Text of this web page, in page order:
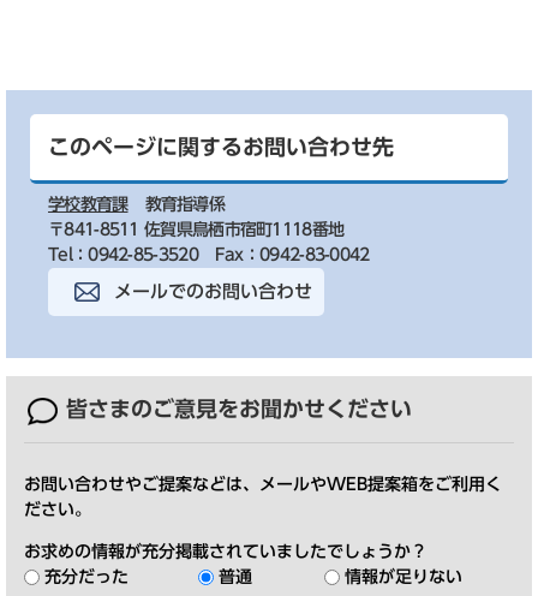
このページに関するお問い合わせ先
学校教育課
教育指導係
〒841-8511 佐賀県鳥栖市宿町1118番地
Tel：0942-85-3520
Fax：0942-83-0042
メールでのお問い合わせ
皆さまのご意見をお聞かせください
お問い合わせやご提案などは、メールやWEB提案箱をご利用く
ださい。
お求めの情報が充分掲載されていましたでしょうか？
充分だった
普通 情報が足りない